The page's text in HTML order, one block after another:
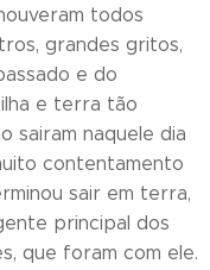
todos
grandes gritos,
e do
e terra tão
sairam naquele dia
contentamento
sair em terra,
principal dos
que foram com ele.